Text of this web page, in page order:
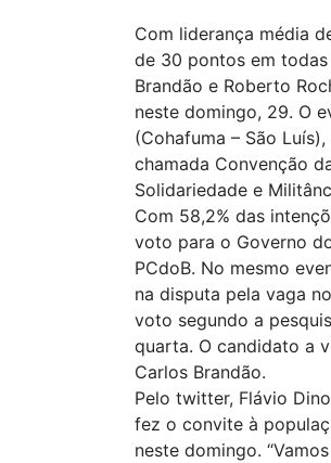
Com liderança média
de 30 pontos em
Brandão e Roberto
neste domingo, 29. O
(Cohafuma – São
chamada Convenção
Solidariedade e
Com 58,2% das
voto para o Governo
PCdoB. No mesmo
na disputa pela vaga
voto segundo a
quarta. O candidato a
Carlos Brandão.
Pelo twitter, Flávio Dino
fez o convite à
neste domingo.